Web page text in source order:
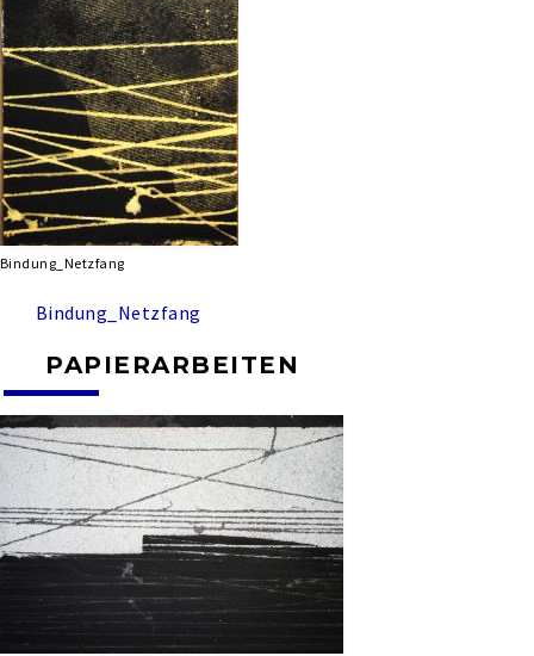
Bindung_Netzfang
Bindung_Netzfang
PAPIERARBEITEN